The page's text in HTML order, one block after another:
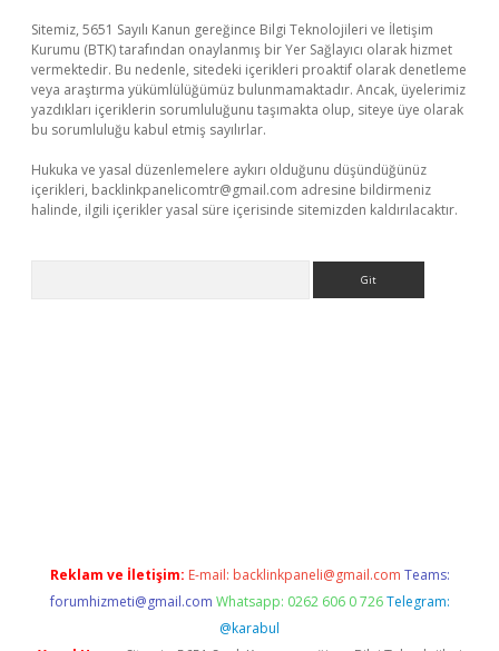
Sitemiz, 5651 Sayılı Kanun gereğince Bilgi Teknolojileri ve İletişim
Kurumu (BTK) tarafından onaylanmış bir Yer Sağlayıcı olarak hizmet
vermektedir. Bu nedenle, sitedeki içerikleri proaktif olarak denetleme
veya araştırma yükümlülüğümüz bulunmamaktadır. Ancak, üyelerimiz
yazdıkları içeriklerin sorumluluğunu taşımakta olup, siteye üye olarak
bu sorumluluğu kabul etmiş sayılırlar.
Hukuka ve yasal düzenlemelere aykırı olduğunu düşündüğünüz
içerikleri, backlinkpanelicomtr@gmail.com adresine bildirmeniz
halinde, ilgili içerikler yasal süre içerisinde sitemizden kaldırılacaktır.
Reklam ve İletişim: E-mail: backlinkpaneli@gmail.com Teams:
forumhizmeti@gmail.com Whatsapp: 0262 606 0 726 Telegram:
@karabul